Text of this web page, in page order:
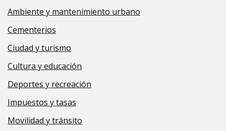
Ambiente y mantenimiento urbano
Cementerios
Ciudad y turismo
Cultura y educación
Deportes y recreación
Impuestos y tasas
Movilidad y tránsito